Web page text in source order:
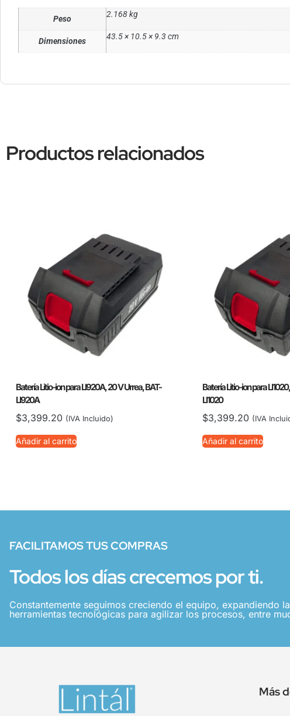
Peso 2.168 kg
Dimensiones 43.5 × 10.5 × 9.3 cm
Productos relacionados
Batería Litio-ion para LI920A, 20 V Urrea, BAT-
LI920A
$3,399.20 (IVA Incluido)
Añadir al carrito
Batería Litio-ion para
LI1020
$3,399.20 (IVA
Añadir al carrito
FACILITAMOS TUS COMPRAS
Todos los días crecemos por ti.
Constantemente seguimos creciendo el equipo,
herramientas tecnológicas para agilizar los procesos, entre
Más